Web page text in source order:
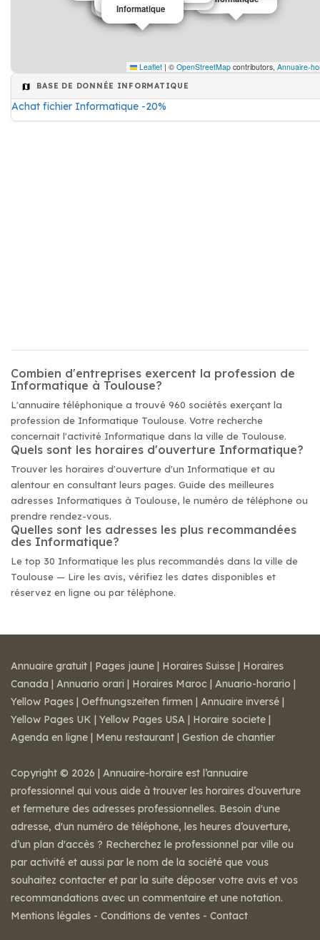
Informatique
Leaflet | © OpenStreetMap contributors, Annuaire-
BASE DE DONNÉE INFORMATIQUE
Achat fichier Informatique -20%
Combien d'entreprises exercent la profession de
Informatique à Toulouse?
L'annuaire téléphonique a trouvé 960 sociétés exerçant la
profession de Informatique Toulouse. Votre recherche
concernait l'activité Informatique dans la ville de Toulouse.
Quels sont les horaires d'ouverture Informatique?
Trouver les horaires d'ouverture d'un Informatique et au
alentour en consultant leurs pages. Guide des meilleures
adresses Informatiques à Toulouse, le numéro de téléphone ou
prendre rendez-vous.
Quelles sont les adresses les plus recommandées
des Informatique?
Le top 30 Informatique les plus recommandés dans la ville de
Toulouse — Lire les avis, vérifiez les dates disponibles et
réservez en ligne ou par téléphone.
Annuaire gratuit | Pages jaune | Horaires Suisse | Horaires
Canada | Annuario orari | Horaires Maroc | Anuario-horario |
Yellow Pages | Oeffnungszeiten firmen | Annuaire inversé |
Yellow Pages UK | Yellow Pages USA | Horaire societe |
Agenda en ligne | Menu restaurant | Gestion de chantier
Copyright © 2026 | Annuaire-horaire est l’annuaire
professionnel qui vous aide à trouver les horaires d’ouverture
et fermeture des adresses professionnelles. Besoin d'une
adresse, d'un numéro de téléphone, les heures d’ouverture,
d’un plan d'accès ? Recherchez le professionnel par ville ou
par activité et aussi par le nom de la société que vous
souhaitez contacter et par la suite déposer votre avis et vos
recommandations avec un commentaire et une notation.
Mentions légales - Conditions de ventes - Contact